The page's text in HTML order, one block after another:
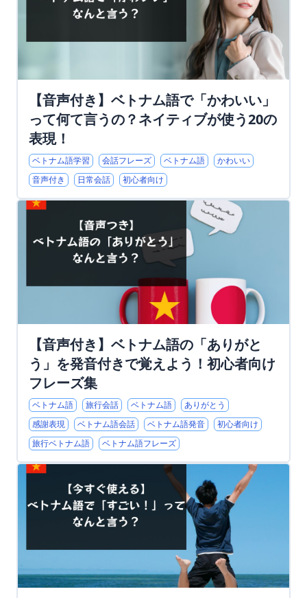
【音声付き】ベトナム語で「かわいい」
って何て言うの？ネイティブが使う20の
表現！
ベトナム語学習 会話フレーズ ベトナム語
かわいい
音声付き
日常会話 初心者向け
【音声付き】ベトナム語の「ありがと
う」を発音付きで覚えよう！初心者向け
フレーズ集
ベトナム語 旅行会話 ベトナム語
ありがとう
感謝表現
ベトナム語会話 ベトナム語発音
初心者向け
旅行ベトナム語
ベトナム語フレーズ